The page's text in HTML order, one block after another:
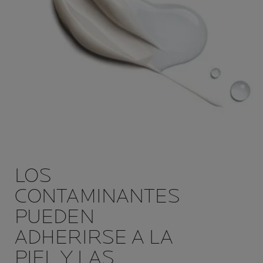
LOS
CONTAMINANTES
PUEDEN
ADHERIRSE A LA
PIEL Y LAS